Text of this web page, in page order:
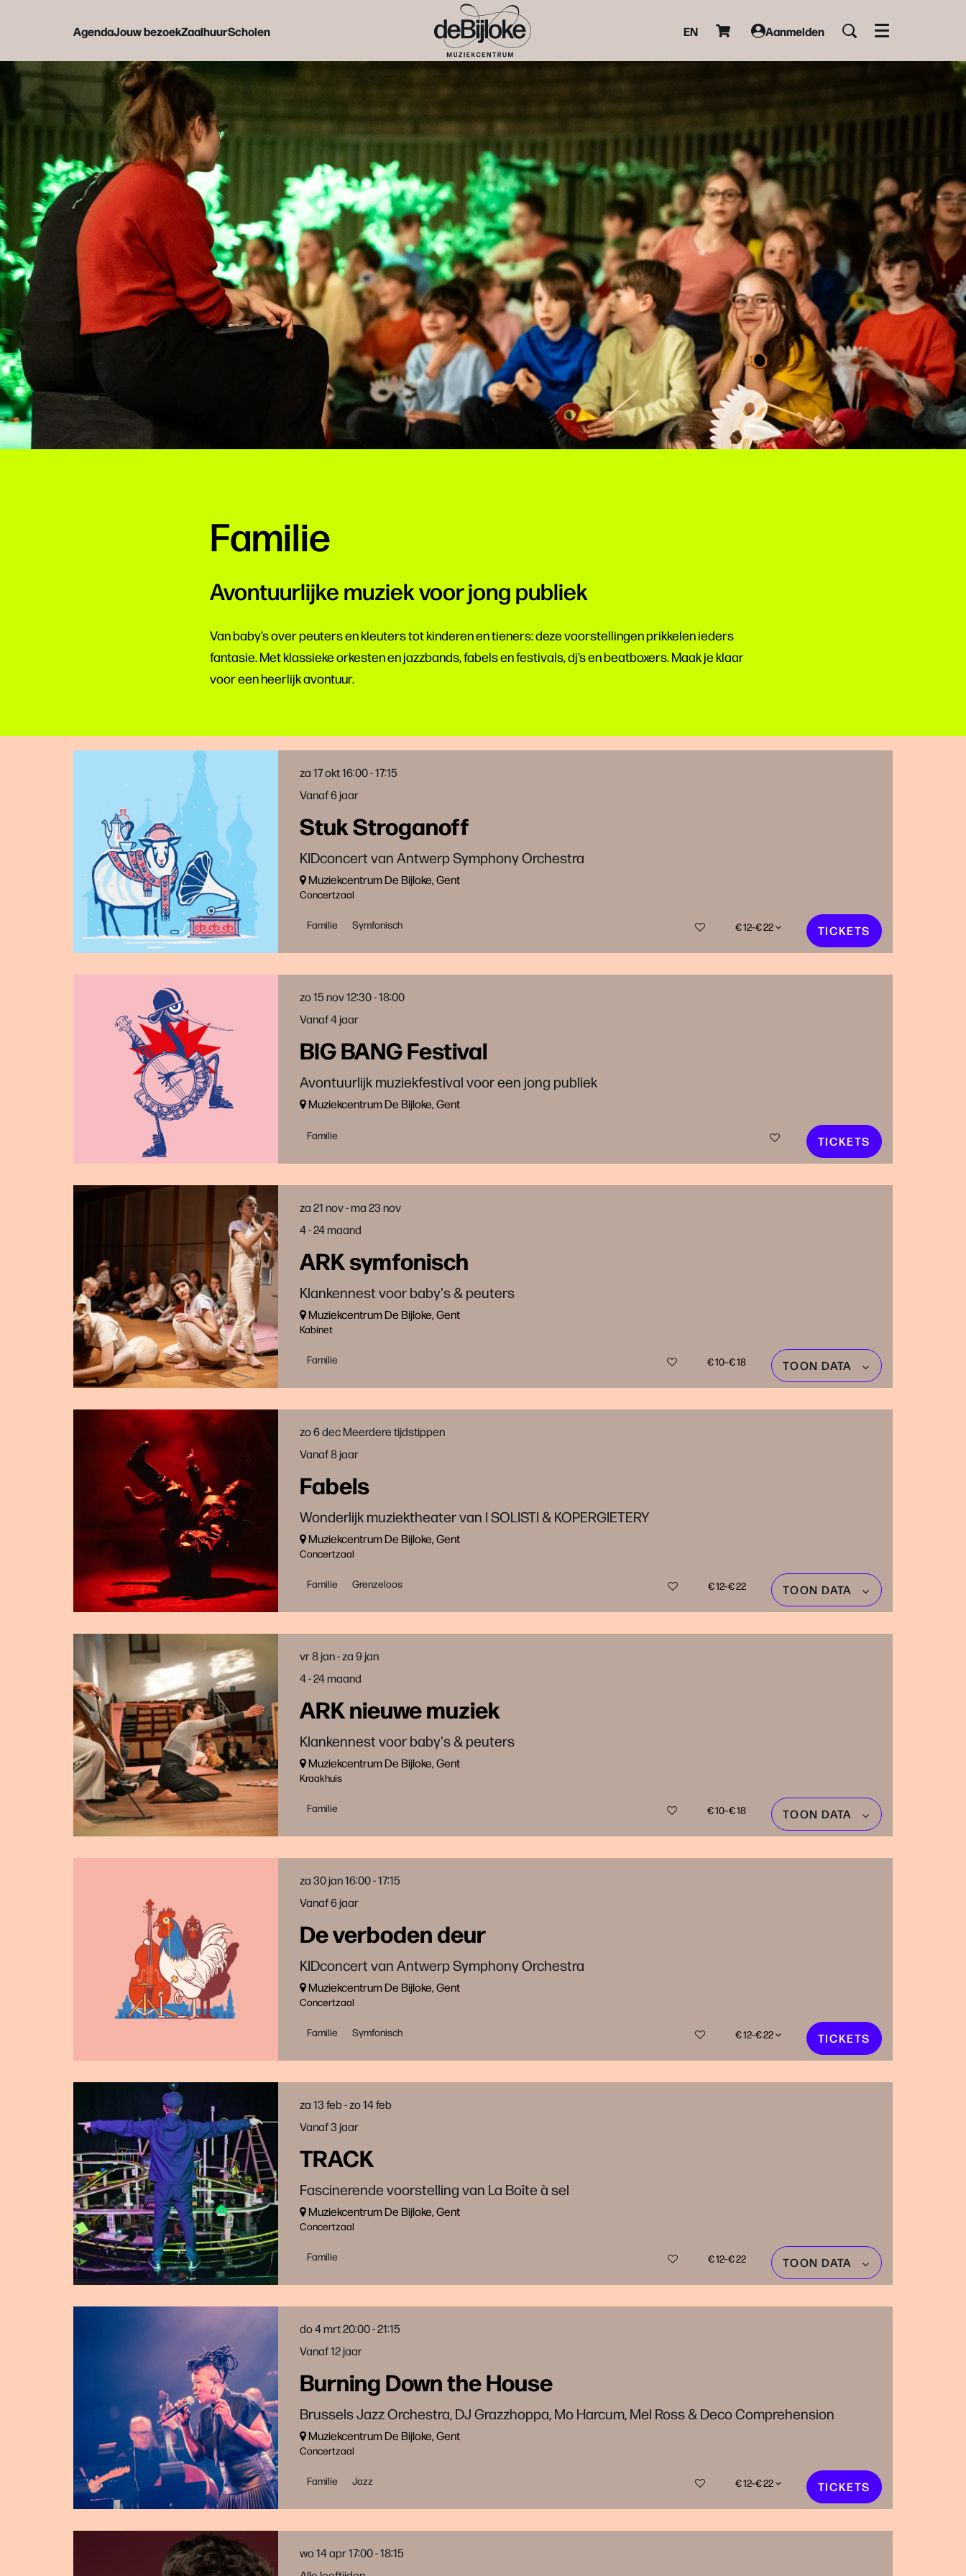
AgendaJouw bezoekZaalhuurScholen EN Aanmelden Menu
Familie
Avontuurlijke muziek voor jong publiek
Van baby’s over peuters en kleuters tot kinderen en tieners: deze voorstellingen prikkelen ieders
fantasie. Met klassieke orkesten en jazzbands, fabels en festivals, dj’s en beatboxers. Maak je klaar
voor een heerlijk avontuur.
Stuk Stroganoff
KIDconcert van Antwerp Symphony Orchestra
Vanaf 6 jaar
za 17 okt16:00 - 17:15
Muziekcentrum De Bijloke, Gent
Concertzaal
Familie Symfonisch € 12–€ 22 TICKETS
BIG BANG Festival
Avontuurlijk muziekfestival voor een jong publiek
Vanaf 4 jaar
zo 15 nov12:30 - 18:00
Muziekcentrum De Bijloke, Gent
Familie TICKETS
ARK symfonisch
Klankennest voor baby's & peuters
4 - 24 maand
za 21 nov-ma 23 nov
Muziekcentrum De Bijloke, Gent
Kabinet
Familie € 10–€ 18 TOON DATA
Fabels
Wonderlijk muziektheater van I SOLISTI & KOPERGIETERY
Vanaf 8 jaar
zo 6 decMeerdere tijdstippen
Muziekcentrum De Bijloke, Gent
Concertzaal
Familie Grenzeloos € 12–€ 22 TOON DATA
ARK nieuwe muziek
Klankennest voor baby's & peuters
4 - 24 maand
vr 8 jan-za 9 jan
Muziekcentrum De Bijloke, Gent
Kraakhuis
Familie € 10–€ 18 TOON DATA
De verboden deur
KIDconcert van Antwerp Symphony Orchestra
Vanaf 6 jaar
za 30 jan16:00 - 17:15
Muziekcentrum De Bijloke, Gent
Concertzaal
Familie Symfonisch € 12–€ 22 TICKETS
TRACK
Fascinerende voorstelling van La Boîte à sel
Vanaf 3 jaar
za 13 feb-zo 14 feb
Muziekcentrum De Bijloke, Gent
Concertzaal
Familie € 12–€ 22 TOON DATA
Burning Down the House
Brussels Jazz Orchestra, DJ Grazzhoppa, Mo Harcum, Mel Ross & Deco Comprehension
Vanaf 12 jaar
do 4 mrt20:00 - 21:15
Muziekcentrum De Bijloke, Gent
Concertzaal
Familie Jazz € 12–€ 22 TICKETS
wo 14 apr17:00 - 18:15